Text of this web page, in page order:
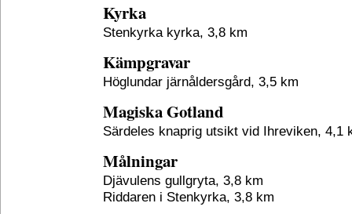
Kyrka
Stenkyrka kyrka, 3,8 km
Kämpgravar
Höglundar järnåldersgård, 3,5 km
Magiska Gotland
Särdeles knaprig utsikt vid Ihreviken, 4,1
Målningar
Djävulens gullgryta, 3,8 km
Riddaren i Stenkyrka, 3,8 km